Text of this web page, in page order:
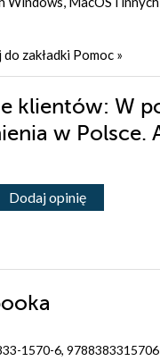
zakładki Pomoc »
klientów: W
w Polsce.
Dodaj opinię
1570-6, 9788383315706